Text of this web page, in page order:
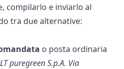
compilarlo e inviarlo al
tra due alternative:
o posta ordinaria
puregreen S.p.A. Via